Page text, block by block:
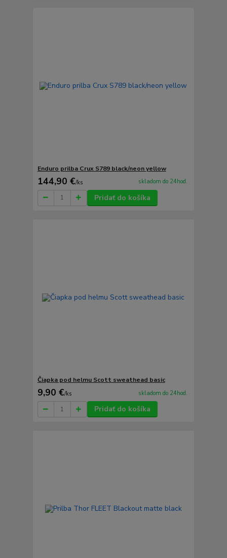
Enduro prilba Crux S789 black/neon yellow
144,90 €/ks skladom do 24hod.
Pridať do košíka
Čiapka pod helmu Scott sweathead basic
9,90 €/ks skladom do 24hod.
Pridať do košíka